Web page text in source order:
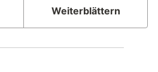
Weiterblättern